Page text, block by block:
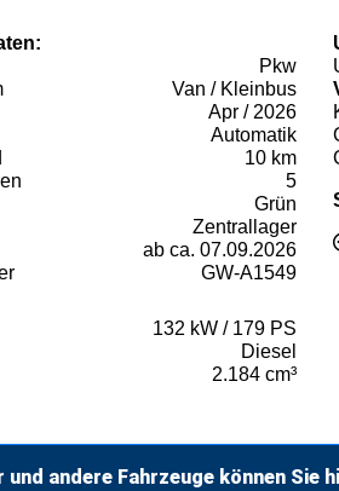
Pkw
Van / Kleinbus
Apr / 2026
Automatik
10 km
5
Grün
Zentrallager
ab ca. 07.09.2026
GW-A1549
132 kW / 179 PS
Diesel
2.184 cm³
andere Fahrzeuge können Sie